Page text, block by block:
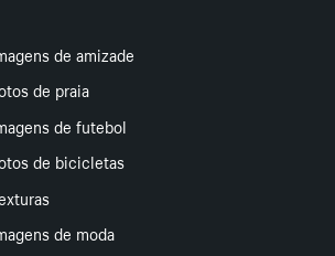
de amizade
de praia
de futebol
de bicicletas
de moda